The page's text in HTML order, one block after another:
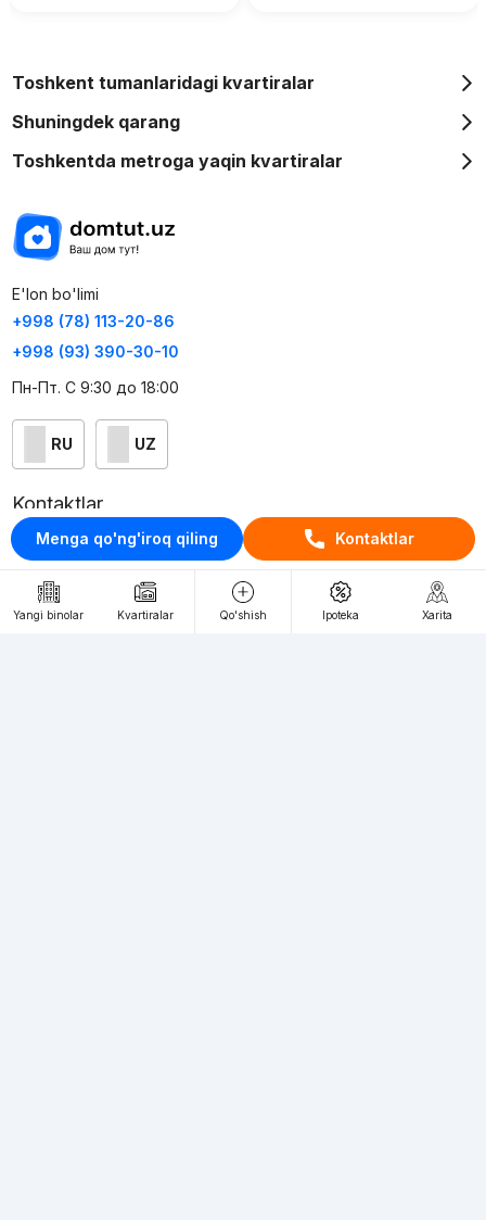
Menga qo'ng'iroq qiling Kontaktlar
Yangi binolar Kvartiralar Qo'shish Ipoteka Xarita
Toshkent tumanlaridagi kvartiralar
Shuningdek qarang
Toshkentda metroga yaqin kvartiralar
E'lon bo'limi
+998 (78) 113-20-86
+998 (93) 390-30-10
Пн-Пт. С 9:30 до 18:00
RU UZ
Kontaktlar
loyiha haqida
Webnow © loyihasi
Foydalanish shartlari